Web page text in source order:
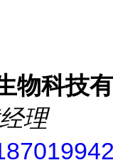
物科技
理